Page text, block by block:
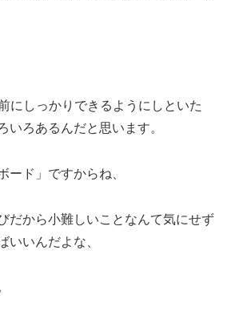
にしっかりできるようにしといた
いろあるんだと思います。
ード」ですからね、
だから小難しいことなんて気にせず
いいんだよな、